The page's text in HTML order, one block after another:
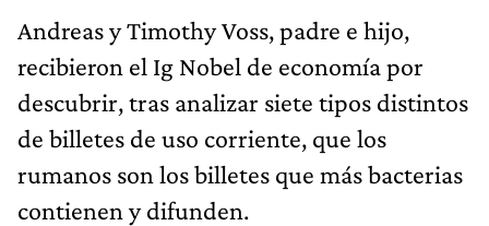
Andreas y Timothy Voss, padre e hijo,
recibieron el Ig Nobel de economía por
descubrir, tras analizar siete tipos distintos
de billetes de uso corriente, que los
rumanos son los billetes que más bacterias
contienen y difunden.